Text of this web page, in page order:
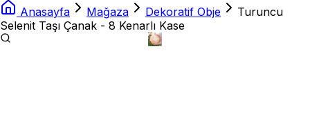
Anasayfa Mağaza Dekoratif Obje
Turuncu
Selenit Taşı Çanak - 8 Kenarlı Kase